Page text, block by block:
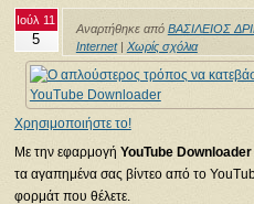
Ιούλ 11
5
Αναρτήθηκε από ΒΑΣΙΛΕΙΟΣ
Internet| Χωρίς σχόλια
Χρησιμοποιήστε το!
Με την εφαρμογή YouTube Downloader
τα αγαπημένα σας βίντεο από το
φορμάτ που θέλετε.